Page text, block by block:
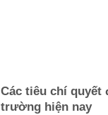
Các tiêu chí quyết
trường hiện nay